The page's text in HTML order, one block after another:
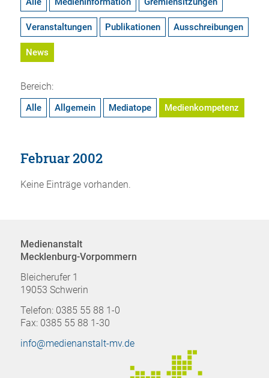
Veranstaltungen Publikationen Ausschreibungen
News
Bereich:
Alle Allgemein Mediatope Medienkompetenz
Februar 2002
Keine Einträge vorhanden.
Medienanstalt
Mecklenburg-Vorpommern
Bleicherufer 1
19053 Schwerin
Telefon: 0385 55 88 1-0
Fax: 0385 55 88 1-30
info@medienanstalt-mv.de